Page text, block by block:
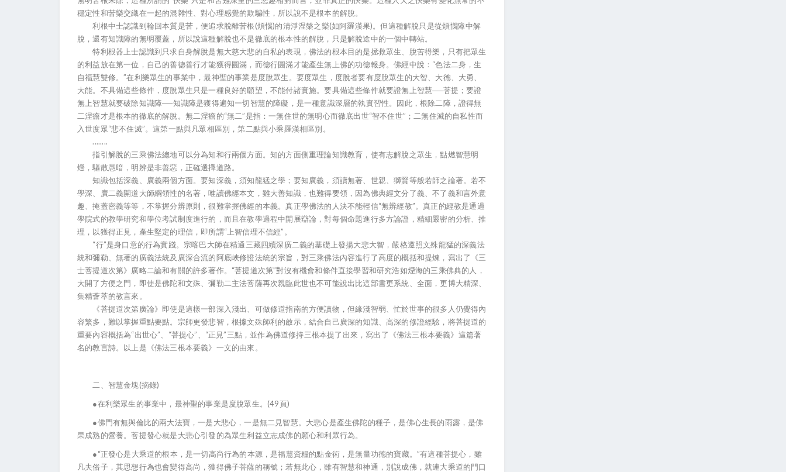
穩定性和苦樂交織在一起的混雜性、對心理感覺的欺騙性，所以說不是根本的解脫。
利根中士認識到輪回本質是苦，便追求脫離苦根(煩惱)的清淨涅槃之樂(如阿羅漢果)。但這種解脫只是從煩惱障中解
脫，還有知識障的無明覆蓋，所以說這種解脫也不是徹底的根本性的解脫，只是解脫途中的一個中轉站。
特利根器上士認識到只求自身解脫是無大慈大悲的自私的表現，佛法的根本目的是拯救眾生、脫苦得樂，只有把眾生
的利益放在第一位，自己的善德善行才能獲得圓滿，而德行圓滿才能產生無上佛的功德報身。佛經中說：“色法二身，生
自福慧雙修。”在利樂眾生的事業中，最神聖的事業是度脫眾生。要度眾生，度脫者要有度脫眾生的大智、大德、大勇、
大能。不具備這些條件，度脫眾生只是一種良好的願望，不能付諸實施。要具備這些條件就要證無上智慧──菩提；要證
無上智慧就要破除知識障──知識障是獲得遍知一切智慧的障礙，是一種意識深層的執實習性。因此，根除二障，證得無
二涅癚才是根本的徹底的解脫。無二涅癚的“無二”是指：一無住世的無明心而徹底出世“智不住世”；二無住滅的自私性而
入世度眾“悲不住滅”。這第一點與凡眾相區別，第二點與小乘羅漢相區別。
........
指引解脫的三乘佛法總地可以分為知和行兩個方面。知的方面側重理論知識教育，使有志解脫之眾生，點燃智慧明
燈，驅散愚暗，明辨是非善惡，正確選擇道路。
知識包括深義、廣義兩個方面。要知深義，須知龍猛之學；要知廣義，須讀無著、世親、獅賢等般若師之論著。若不
學深、廣二義開道大師綱領性的名著，唯讀佛經本文，雖大善知識，也難得要領，因為佛典經文分了義、不了義和言外意
趣、掩蓋密義等等，不掌握分辨原則，很難掌握佛經的本義。真正學佛法的人決不能輕信“無辨經教”。真正的經教是通過
學院式的教學研究和學位考試制度進行的，而且在教學過程中開展辯論，對每個命題進行多方論證，精細嚴密的分析、推
理，以獲得正見，產生堅定的理信，即所謂“上智信理不信經”。
“行”是身口意的行為實踐。宗喀巴大師在精通三藏四續深廣二義的基礎上發揚大悲大智，嚴格遵照文殊龍猛的深義法
統和彌勒、無著的廣義法統及廣深合流的阿底峽修證法統的宗旨，對三乘佛法內容進行了高度的概括和提煉，寫出了《三
士菩提道次第》廣略二論和有關的許多著作。“菩提道次第”對沒有機會和條件直接學習和研究浩如煙海的三乘佛典的人，
大開了方便之門，即使是佛陀和文殊、彌勒二主法菩薩再次親臨此世也不可能說出比這部書更系統、全面，更博大精深、
集精薈萃的教言來。
《菩提道次第廣論》即使是這樣一部深入淺出、可做修道指南的方便讀物，但緣淺智弱、忙於世事的很多人仍覺得內
容繁多，難以掌握重點要點。宗師更發悲智，根據文殊師利的啟示，結合自己廣深的知識、高深的修證經驗，將菩提道的
重要內容概括為“出世心”、“菩提心”、“正見”三點，並作為佛道修持三根本提了出來，寫出了《佛法三根本要義》這篇著
名的教言詩。以上是《佛法三根本要義》一文的由來。
二、智慧金塊(摘錄)
●在利樂眾生的事業中，最神聖的事業是度脫眾生。(49頁)
●佛門有無與倫比的兩大法寶，一是大悲心，一是無二見智慧。大悲心是產生佛陀的種子，是佛心生長的雨露，是佛
果成熟的營養。菩提發心就是大悲心引發的為眾生利益立志成佛的願心和利眾行為。
●“正發心是大乘道的根本，是一切高尚行為的本源，是福慧資糧的點金術，是無量功德的寶藏。”有這種菩提心，雖
凡夫俗子，其思想行為也會變得高尚，獲得佛子菩薩的稱號；若無此心，雖有智慧和神通，別說成佛，就連大乘道的門口